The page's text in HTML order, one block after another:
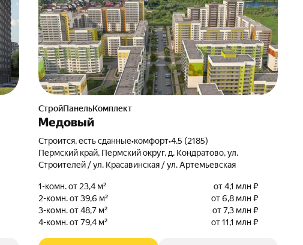
СтройПанельКомплект
Медовый
Строится, есть сданные•комфорт•4.5 (2185)
Пермский край, Пермский округ, д. Кондратово, ул.
Строителей / ул. Красавинская / ул. Артемьевская
1-комн. от 23,4 м²
от 4,1 млн ₽
2-комн. от 39,6 м²
от 6,8 млн ₽
3-комн. от 48,7 м²
от 7,3 млн ₽
4-комн. от 79,4 м²
от 11,1 млн ₽